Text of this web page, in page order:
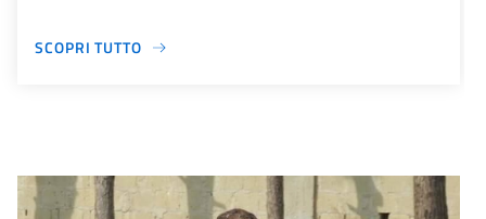
SCOPRI TUTTO